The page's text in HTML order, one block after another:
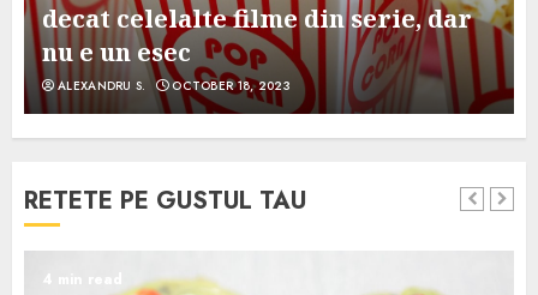
decat celelalte filme din serie, dar
nu e un esec
ALEXANDRU S. OCTOBER 18, 2023
RETETE PE GUSTUL TAU
4 min read